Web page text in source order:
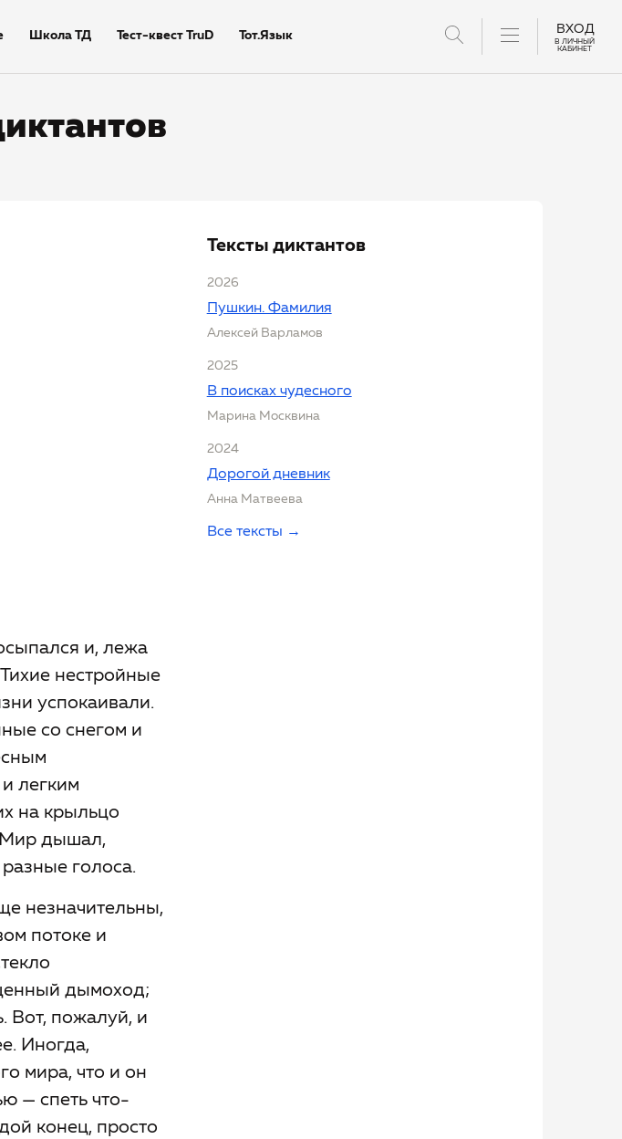
Школа ТД Тест-квест TruD Тот.Язык
Столица Тексты диктантов
ВХОД
В ЛИЧНЫЙ
КАБИНЕТ
Тексты диктантов
2026
Пушкин. Фамилия
Алексей Варламов
2025
В поисках чудесного
Марина Москвина
2024
Дорогой дневник
Анна Матвеева
Все тексты
и, лежа
нестройные
успокаивали.
со снегом и
легким
на крыльцо
Мир дышал,
голоса.
незначительны,
потоке и
дымоход;
Вот, пожалуй, и
Иногда,
мира, что и он
— спеть что-
конец, просто